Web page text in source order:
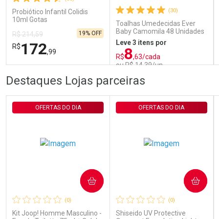
Comprar sem Desconto
Por R$ 29,30/cada
Comprar sem Desconto
Por R$ 29,30/cada
Probiótico Infantil Colidis
10ml Gotas
R$ 214,59
R$172,99
19% OFF
FECHAR
Laboratório
Comprar sem Desconto
FECHAR
Por Menos
Comprar sem Desconto
(30)
Toalhas Umedecidas Ever
Baby Camomila 48 Unidades
Leve 3 itens por
R$8,63/cada
ou R$ 14,39/un
Comprar sem Desconto
Por Menos
Comprar sem Desconto
Destaques Lojas parceiras
(0)
Kit Joop! Homme Masculino -
OFERTAS DO DIA
COMPRAR
(0)
Shiseido UV Protective
OFERTAS DO DIA
COMPRAR